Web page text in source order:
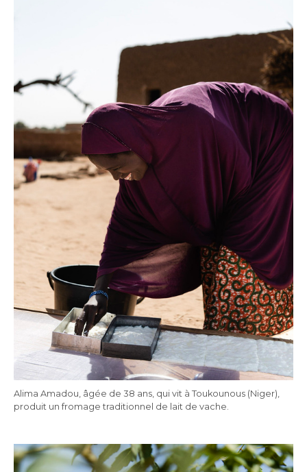
Alima Amadou, âgée de 38 ans, qui vit à Toukounous (Niger),
produit un fromage traditionnel de lait de vache.